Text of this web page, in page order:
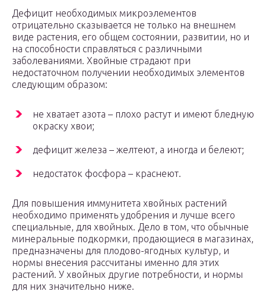
Дефицит необходимых микроэлементов
отрицательно сказывается не только на внешнем
виде растения, его общем состоянии, развитии, но и
на способности справляться с различными
заболеваниями. Хвойные страдают при
недостаточном получении необходимых элементов
следующим образом:
не хватает азота – плохо растут и имеют бледную
окраску хвои;
дефицит железа – желтеют, а иногда и белеют;
недостаток фосфора – краснеют.
Для повышения иммунитета хвойных растений
необходимо применять удобрения и лучше всего
специальные, для хвойных. Дело в том, что обычные
минеральные подкормки, продающиеся в магазинах,
предназначены для плодово-ягодных культур, и
нормы внесения рассчитаны именно для этих
растений. У хвойных другие потребности, и нормы
для них значительно ниже.